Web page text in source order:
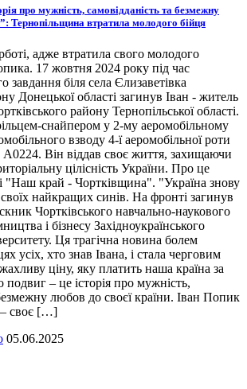
про мужність, самовідданість та безмежну
Тернопільщина втратила молодого бійця
адже втратила свого молодого
17 жовтня 2024 року під час
завдання біля села Єлизаветівка
Донецької області загинув Іван - житель
району Тернопільської області.
снайпером у 2-му аеромобільному
взводу 4-ї аеромобільної роти
А0224. Він віддав своє життя, захищаючи
цілісність України. Про це
"Наш край - Чортківщина". "Україна знову
найкращих синів. На фронті загинув
Чортківського навчально-наукового
і бізнесу Західноукраїнського
Ця трагічна новина болем
усіх, хто знав Івана, і стала черговим
ціну, яку платить наша країна за
– це історія про мужність,
любов до своєї країни. Іван Попик
– своє […]
05.06.2025